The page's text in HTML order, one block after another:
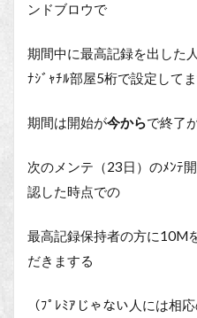
ンドブロウで
期間中に最高記録を出した
ﾅｼﾞｬﾁﾙ部屋5桁で設定してま
期間は開始が今からで終了
次のメンテ（23日）のﾒﾝﾃ
認した時点での
最高記録保持者の方に10M
だきまする
（ﾌﾟﾚﾐｱじゃない人には相